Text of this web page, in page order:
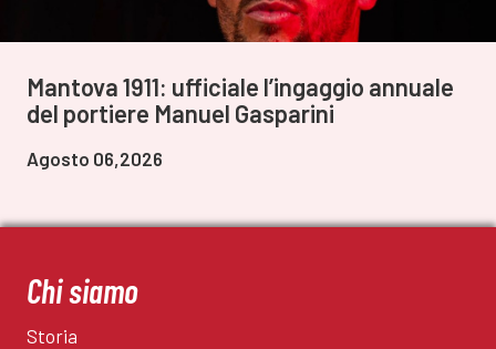
Mantova 1911: ufficiale l’ingaggio annuale
del portiere Manuel Gasparini
Agosto 06,2026
Chi siamo
Storia